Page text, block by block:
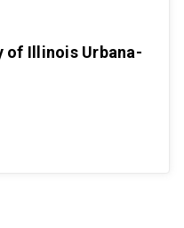
of Illinois Urbana-